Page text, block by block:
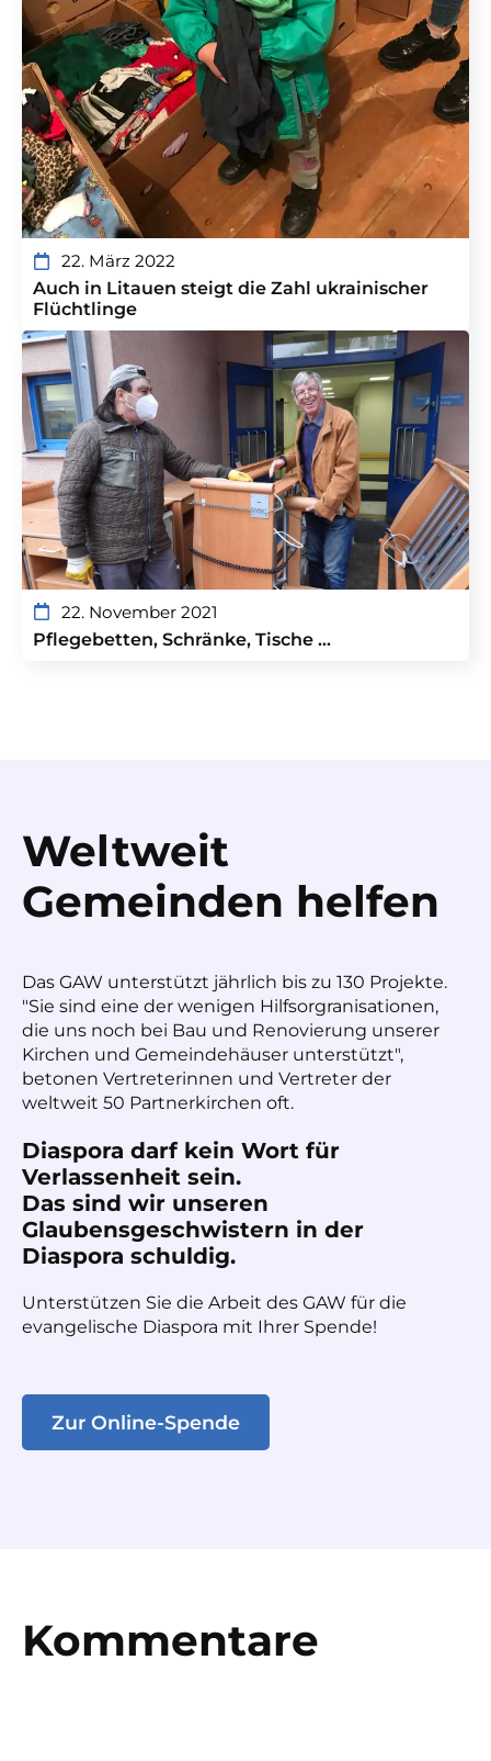
22. März 2022
Auch in Litauen steigt die Zahl ukrainischer
Flüchtlinge
22. November 2021
Pflegebetten, Schränke, Tische …
Weltweit
Gemeinden helfen
Das GAW unterstützt jährlich bis zu 130 Projekte.
"Sie sind eine der wenigen Hilfsorgranisationen,
die uns noch bei Bau und Renovierung unserer
Kirchen und Gemeindehäuser unterstützt",
betonen Vertreterinnen und Vertreter der
weltweit 50 Partnerkirchen oft.
Diaspora darf kein Wort für
Verlassenheit sein.
Das sind wir unseren
Glaubensgeschwistern in der
Diaspora schuldig.
Unterstützen Sie die Arbeit des GAW für die
evangelische Diaspora mit Ihrer Spende!
Zur Online-Spende
Kommentare